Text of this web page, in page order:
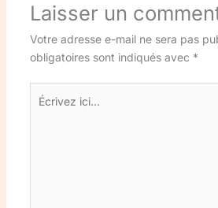
Laisser un
Votre adresse e-mail ne sera pas
obligatoires sont indiqués avec *
ici…